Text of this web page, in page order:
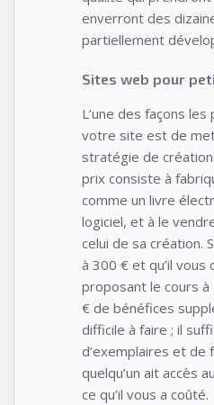
enverront des
partiellement
Sites web pour
L’une des façons
votre site est de
stratégie de
prix consiste à
comme un livre
logiciel, et à le
celui de sa création.
à 300 € et qu’il
proposant le cours
€ de bénéfices
difficile à faire ; il
d’exemplaires et de
quelqu’un ait accès
ce qu’il vous a coûté.